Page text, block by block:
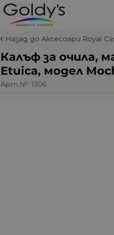
Назад до Аксесоари Royal
Калъф за очила,
Etuica, модел
Арт.№: 1306